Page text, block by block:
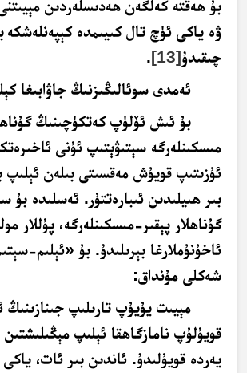
بۇ ھەقتە كەلگەن ھەدىسلەردىن
ۋە ياكى ئۈچ تال كىيىمدە كېپەنلەشكە
چىقىدۇ[13]
.
ئەمدى سوئالىڭىزنىڭ جاۋابىغا
بۇ ئىش ئۆلۈپ كەتكۈچىنىڭ
مىسكىنلەرگە سېتىۋېتىپ ئۇنى
ئۇزىتىپ قويۇش مەقسىتى بىلەن ئېلىپ
بىر ھىيلىدىن ئىبارەتتۇر. ئەسلىدە بۇ
گۇناھلار پېقىر-مىسكىنلەرگە، پۇللار
ئاخۇنۇملارغا بېرىلىدۇ. بۇ «ئېلىم-
شەكلى مۇنداق:
مېيىت يۇيۇپ تارىلىپ جىنازىنىڭ
قويۇلۇپ نامازگاھقا ئېلىپ مېڭىلىشتىن
يەردە قويۇلىدۇ. ئاندىن بىر ئات، ياكى